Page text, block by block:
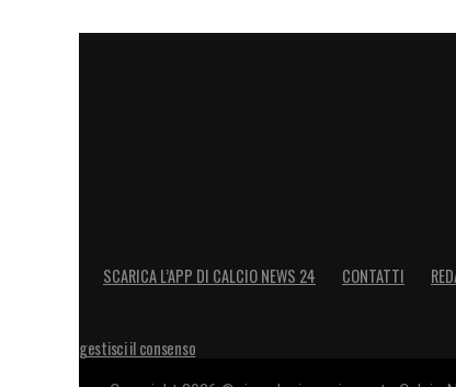
SCARICA L’APP DI CALCIO NEWS 24 CONTATTI
gestisci il consenso